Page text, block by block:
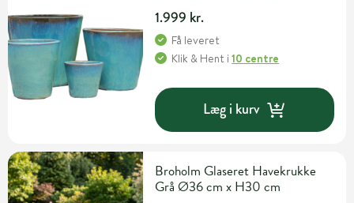
1.999 kr.
Få leveret
Klik & Hent i10 centre
Læg i kurv
Broholm Glaseret Havekrukke
Grå Ø36 cm x H30 cm